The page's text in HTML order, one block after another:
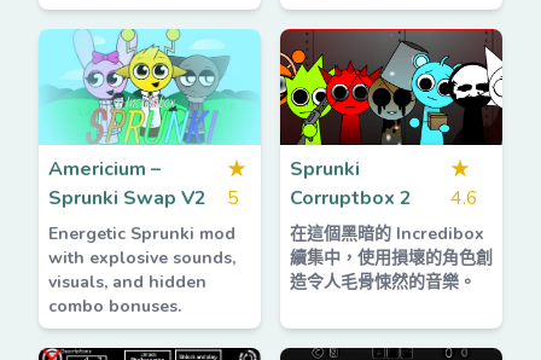
Americium –
Sprunki Swap V2
★
5
Energetic Sprunki mod
with explosive sounds,
visuals, and hidden
combo bonuses.
Sprunki
Corruptbox 2
★
4.6
在這個黑暗的 Incredibox
續集中，使用損壞的角色創
造令人毛骨悚然的音樂。